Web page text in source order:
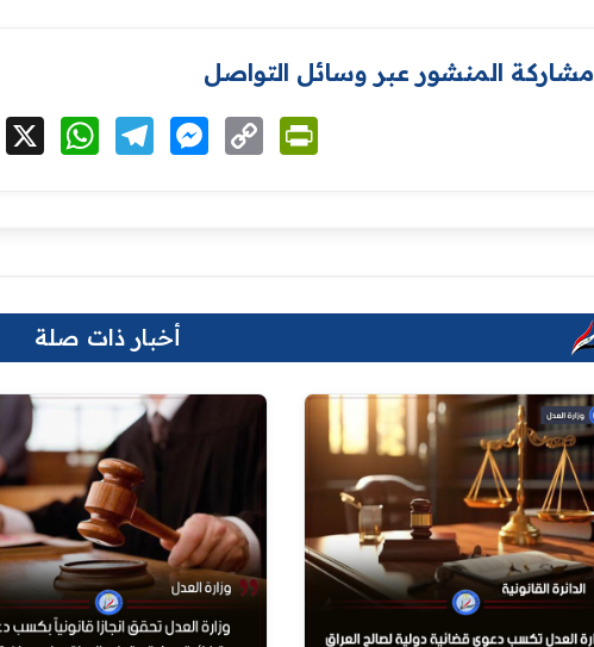
مشاركة المنشور عبر وسائل التواصل
Facebook WhatsAppTelegramMessenger
Copy
Link
أخبار ذات صلة